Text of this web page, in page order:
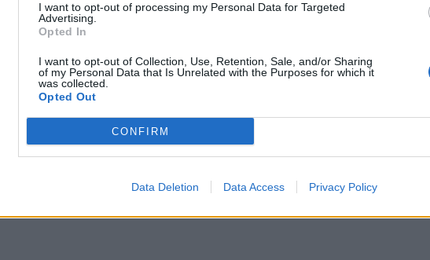
I want to opt-out of processing my Personal Data for Targeted
Advertising.
Opted In
I want to opt-out of Collection, Use, Retention, Sale, and/or Sharing
of my Personal Data that Is Unrelated with the Purposes for which it
was collected.
Opted Out
CONFIRM
Data Deletion Data Access Privacy Policy